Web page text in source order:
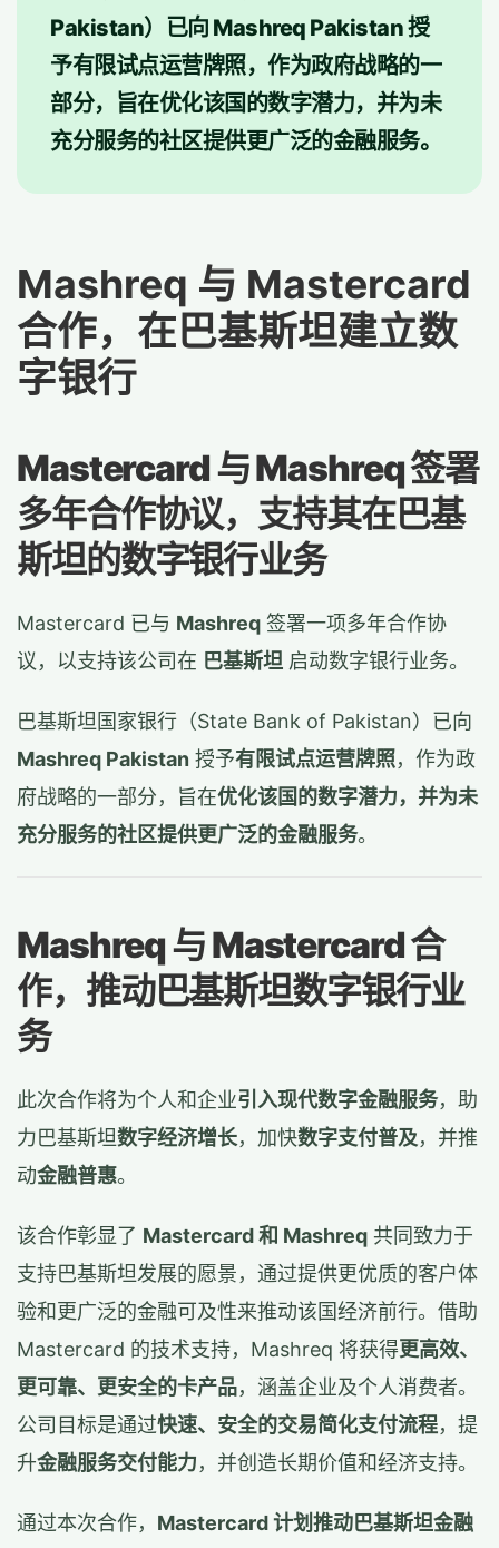
Pakistan）已向 Mashreq Pakistan 授
予有限试点运营牌照，作为政府战略的一
部分，旨在优化该国的数字潜力，并为未
充分服务的社区提供更广泛的金融服务。
Mashreq 与 Mastercard
合作，在巴基斯坦建立数
字银行
Mastercard 与 Mashreq 签署
多年合作协议，支持其在巴基
斯坦的数字银行业务
Mastercard 已与 Mashreq 签署一项多年合作协
议，以支持该公司在 巴基斯坦 启动数字银行业务。
巴基斯坦国家银行（State Bank of Pakistan）已向
Mashreq Pakistan 授予有限试点运营牌照，作为政
府战略的一部分，旨在优化该国的数字潜力，并为未
充分服务的社区提供更广泛的金融服务。
Mashreq 与 Mastercard 合
作，推动巴基斯坦数字银行业
务
此次合作将为个人和企业引入现代数字金融服务，助
力巴基斯坦数字经济增长，加快数字支付普及，并推
动金融普惠。
该合作彰显了 Mastercard 和 Mashreq 共同致力于
支持巴基斯坦发展的愿景，通过提供更优质的客户体
验和更广泛的金融可及性来推动该国经济前行。借助
Mastercard 的技术支持，Mashreq 将获得更高效、
更可靠、更安全的卡产品，涵盖企业及个人消费者。
公司目标是通过快速、安全的交易简化支付流程，提
升金融服务交付能力，并创造长期价值和经济支持。
通过本次合作， Mastercard 计划推动巴基斯坦金融